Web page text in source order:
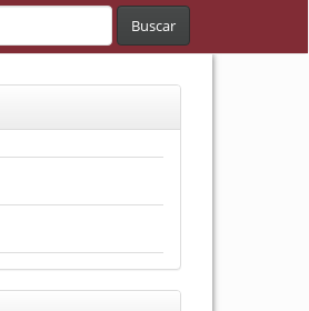
Buscar